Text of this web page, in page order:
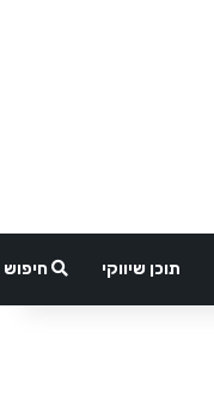
תוכן שיווקי חיפוש